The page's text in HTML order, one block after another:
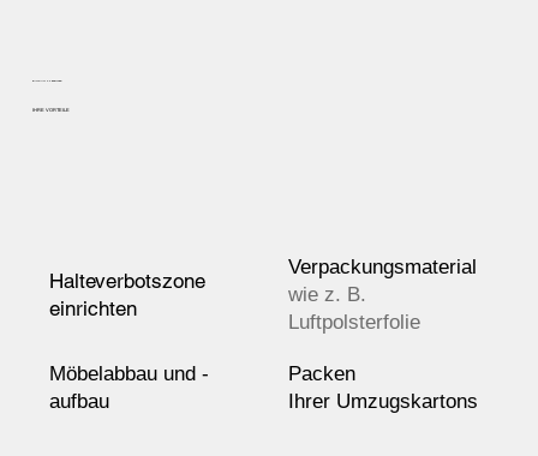
RUNDUM SORGENFREI
IHRE VORTEILE
Halteverbotszone
einrichten
Verpackungsmaterial
wie z. B.
Luftpolsterfolie
Möbelabbau und -
aufbau
Packen
Ihrer Umzugskartons